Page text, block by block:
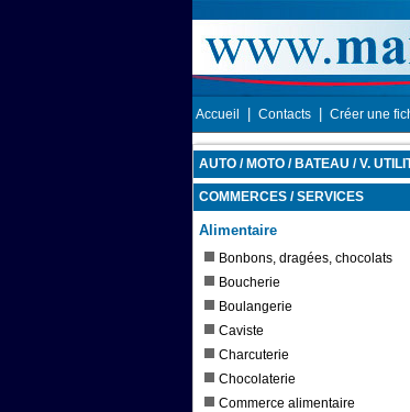
Accueil Contacts Créer une
AUTO / MOTO / BATEAU / V.
COMMERCES / SERVICES
Alimentaire
Bonbons, dragées, chocolats
Boucherie
Boulangerie
Caviste
Charcuterie
Chocolaterie
Commerce alimentaire